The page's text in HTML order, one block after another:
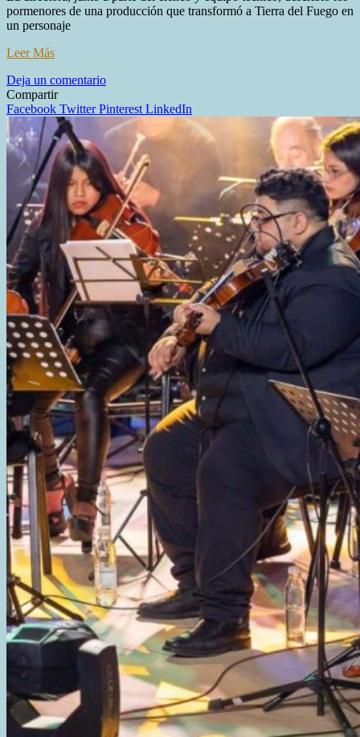
pormenores de una producción que transformó a Tierra del Fuego en
un personaje
Leer Más
Deja un comentarioen
el
destino,
el
paisaje
y
una
comunidad
entera
se
unen
en
el
primer
largometraje
de
Petersen
Compartir
Facebook TwitterPinterestLinkedIn